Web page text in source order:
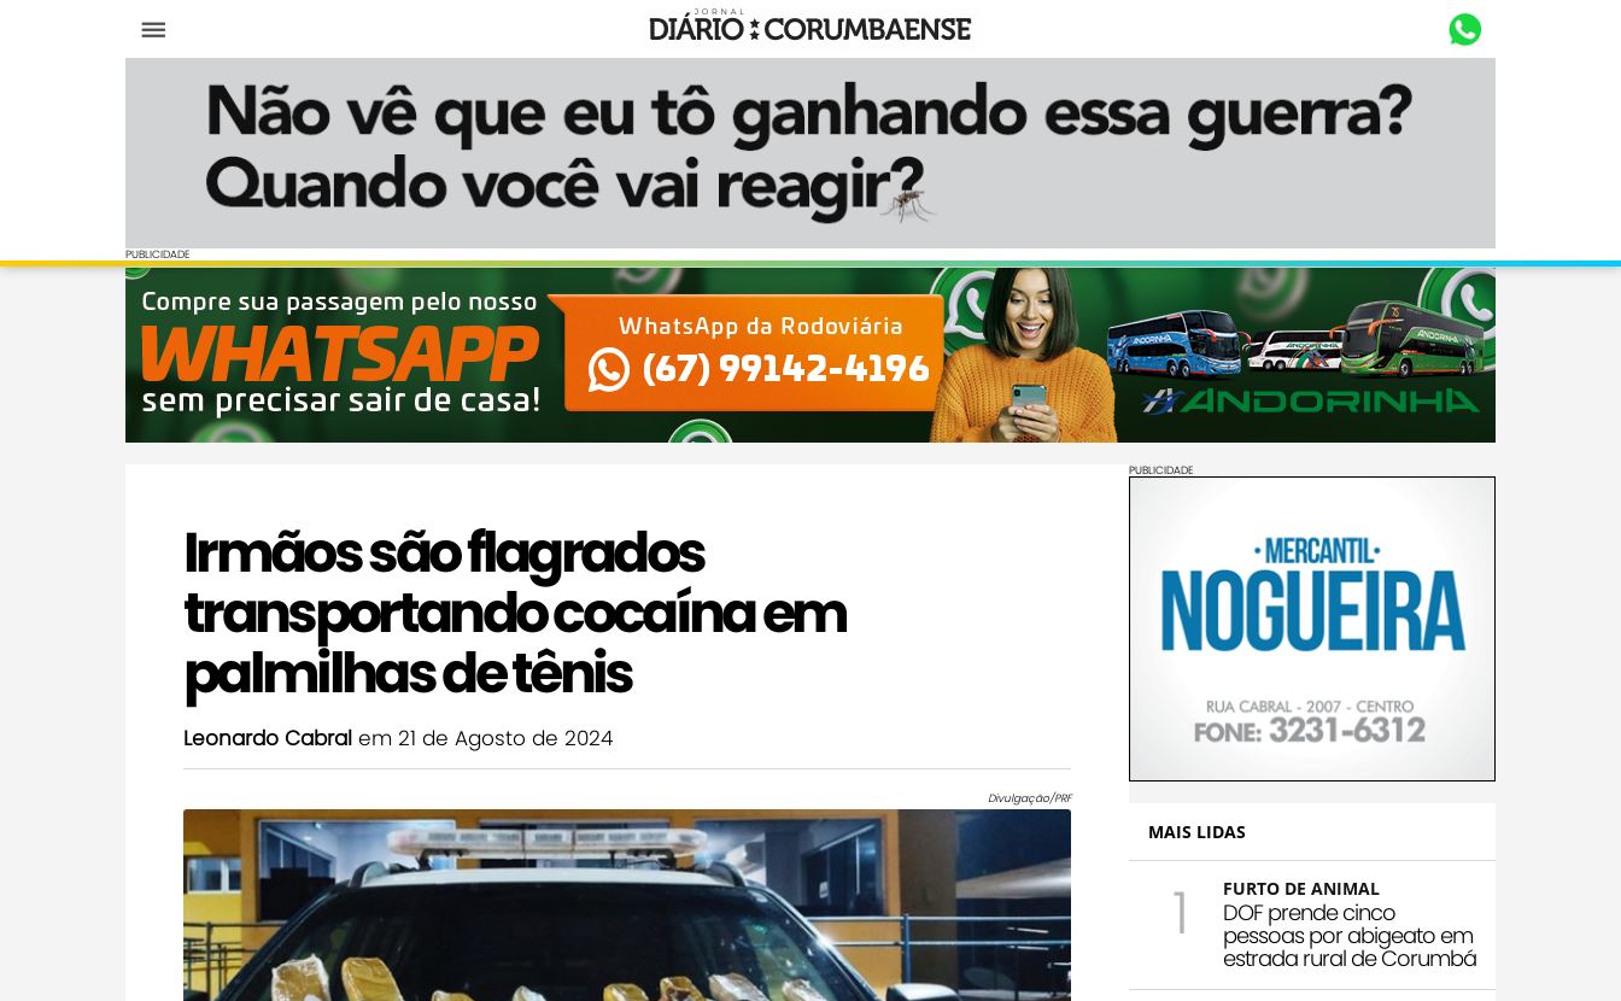
Diário Corumbaense
PUBLICIDADE
PUBLICIDADE
Irmãos são flagrados
transportando cocaína em
palmilhas de tênis
Leonardo Cabral em 21 de Agosto de 2024
Divulgação/PRF
PUBLICIDADE
MAIS LIDAS
1 FURTO DE ANIMAL
DOF prende cinco
pessoas por abigeato em
estrada rural de Corumbá